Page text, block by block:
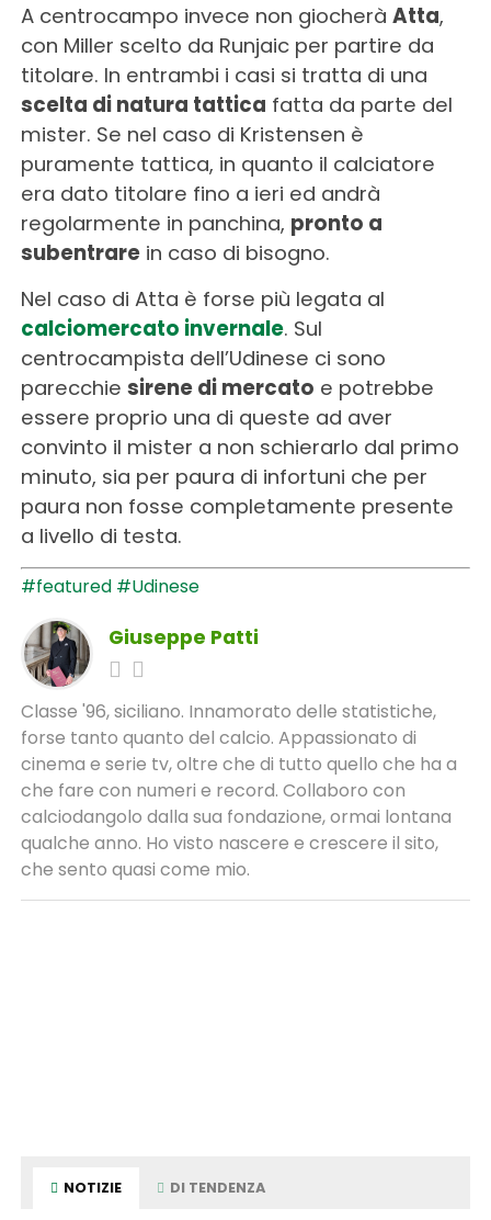
A centrocampo invece non giocherà Atta,
con Miller scelto da Runjaic per partire da
titolare. In entrambi i casi si tratta di una
scelta di natura tattica fatta da parte del
mister. Se nel caso di Kristensen è
puramente tattica, in quanto il calciatore
era dato titolare fino a ieri ed andrà
regolarmente in panchina, pronto a
subentrarein caso di bisogno.
Nel caso di Atta è forse più legata al
calciomercato invernale. Sul
centrocampista dell’Udinese ci sono
parecchie sirene di mercato e potrebbe
essere proprio una di queste ad aver
convinto il mister a non schierarlo dal primo
minuto, sia per paura di infortuni che per
paura non fosse completamente presente
a livello di testa.
#featured #Udinese
Giuseppe Patti
Classe '96, siciliano. Innamorato delle statistiche,
forse tanto quanto del calcio. Appassionato di
cinema e serie tv, oltre che di tutto quello che ha a
che fare con numeri e record. Collaboro con
calciodangolo dalla sua fondazione, ormai lontana
qualche anno. Ho visto nascere e crescere il sito,
che sento quasi come mio.
NOTIZIE DI TENDENZA